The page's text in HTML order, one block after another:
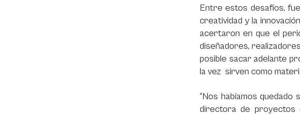
Entre estos desafíos,
creatividad y la
acertaron en que el
diseñadores,
posible sacar adelante
la vez sirven como
“Nos habíamos
directora de proyectos